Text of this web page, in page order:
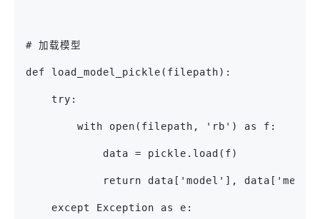
# 加载模型
def load_model_pickle(filepath):
    try:
        with open(filepath, 'rb') as f:
            data = pickle.load(f)
return data['model'],
    except Exception as e: